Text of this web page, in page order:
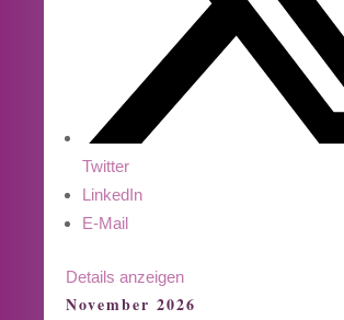
Twitter
LinkedIn
E-Mail
Details anzeigen
November 2026